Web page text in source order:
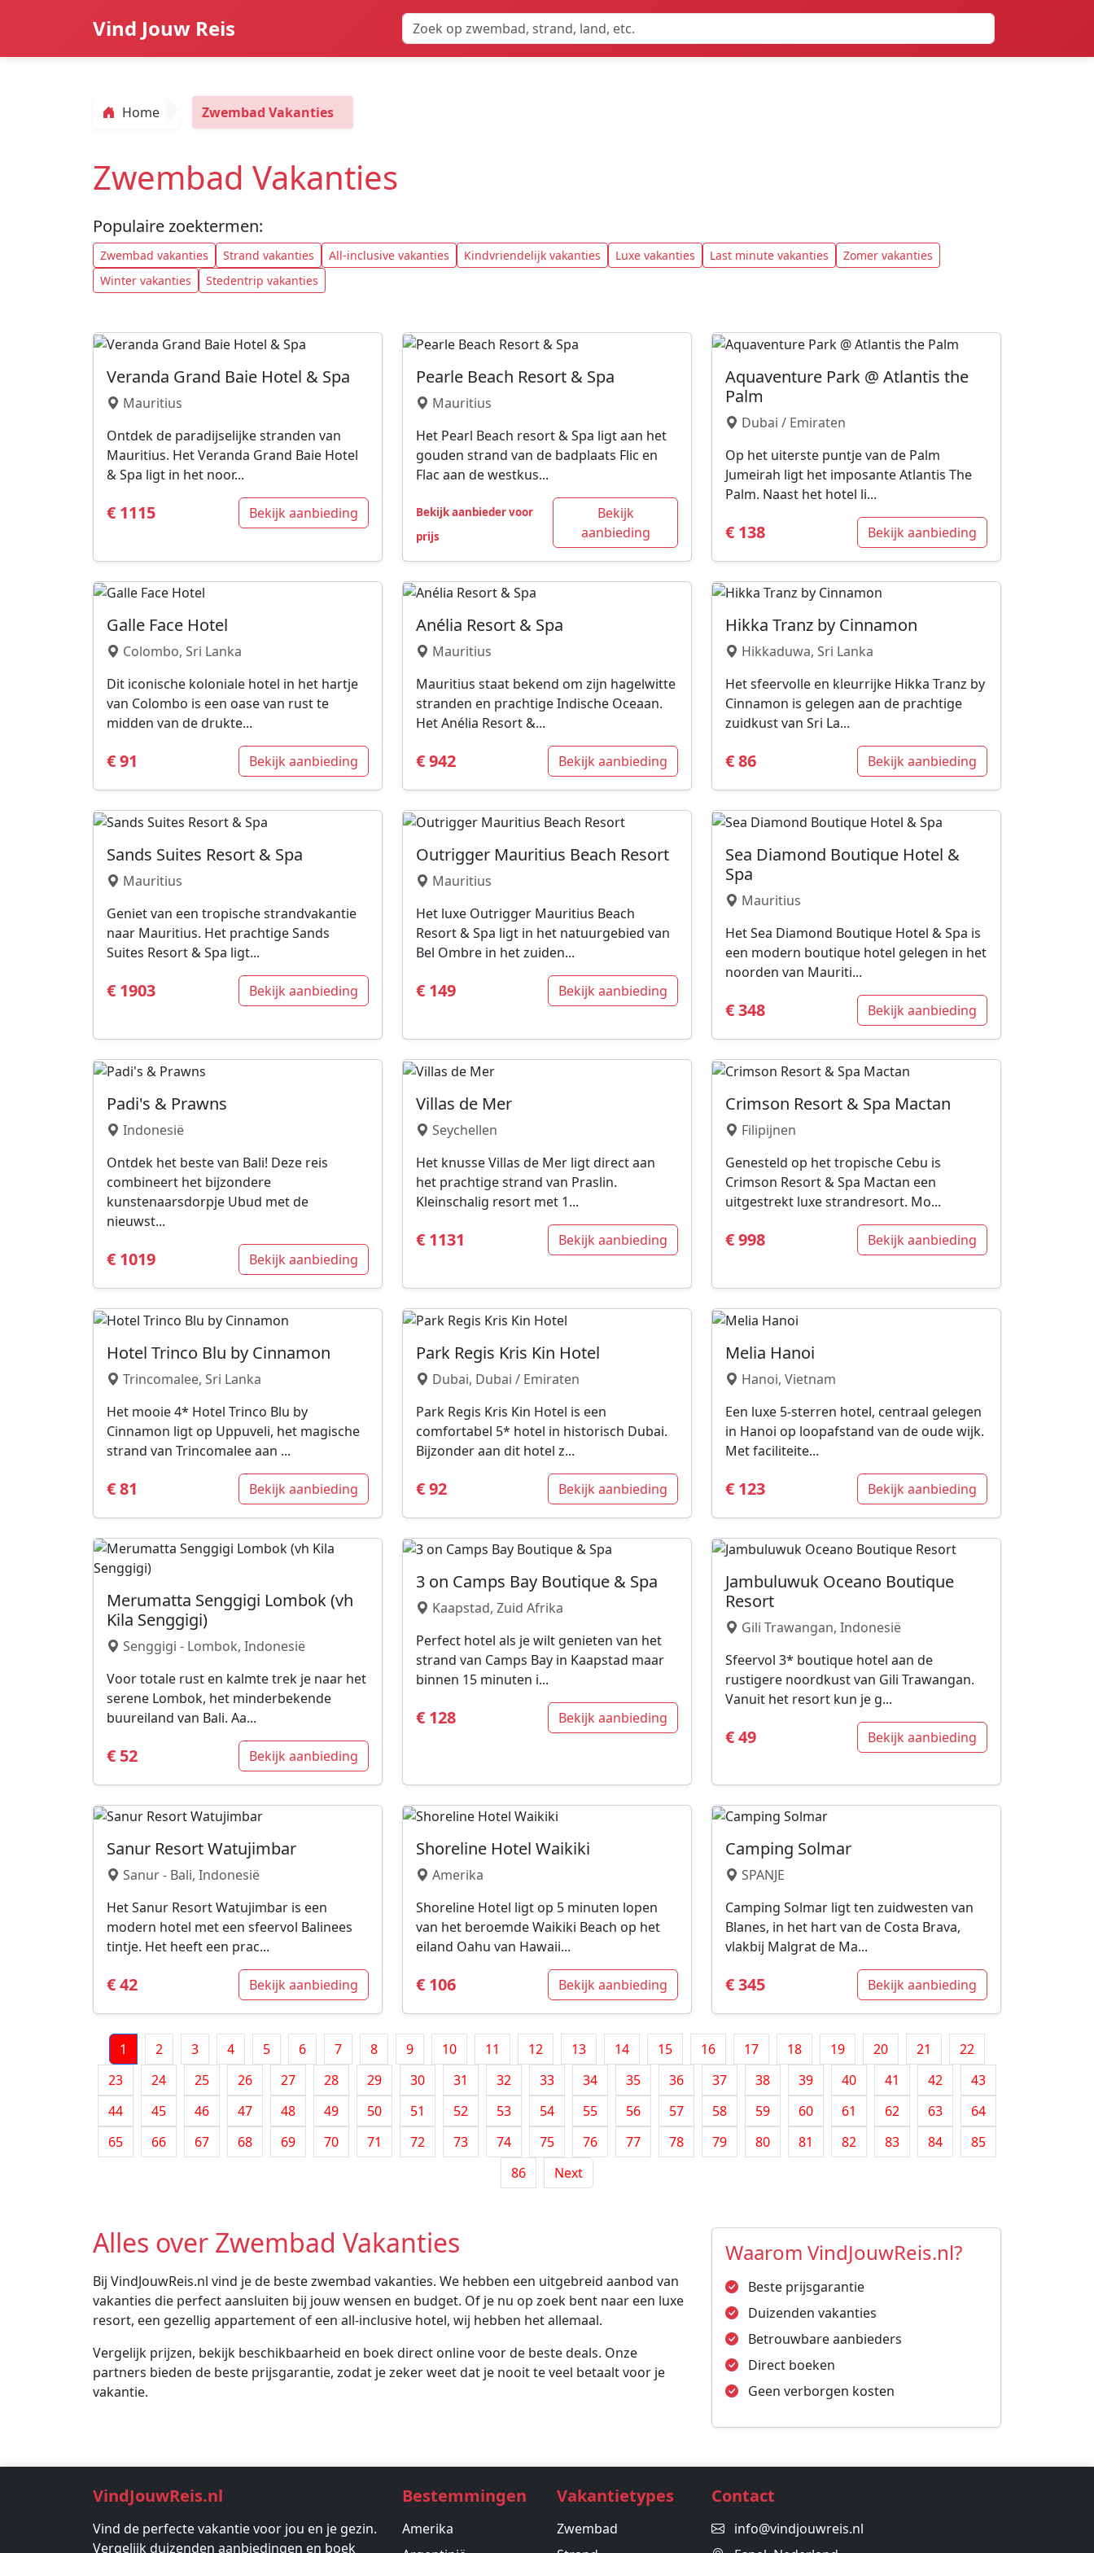
Vind Jouw Reis
Home Zwembad Vakanties
Zwembad Vakanties
Populaire zoektermen:
Zwembad vakanties Strand vakanties All-inclusive vakanties Kindvriendelijk vakanties Luxe vakanties Last minute vakanties
Zomer vakanties
Winter vakanties
Stedentrip vakanties
Veranda Grand Baie Hotel & Spa
Mauritius
Ontdek de paradijselijke stranden van
Mauritius. Het Veranda Grand Baie Hotel
& Spa ligt in het noor...
€ 1115 Bekijk aanbieding
Pearle Beach Resort & Spa
Mauritius
Het Pearl Beach resort & Spa ligt aan het
gouden strand van de badplaats Flic en
Flac aan de westkus...
Bekijk aanbieder voor
prijs
Bekijk
aanbieding
Aquaventure Park @ Atlantis the
Palm
Dubai / Emiraten
Op het uiterste puntje van de Palm
Jumeirah ligt het imposante Atlantis The
Palm. Naast het hotel li...
€ 138 Bekijk aanbieding
Galle Face Hotel
Colombo, Sri Lanka
Dit iconische koloniale hotel in het hartje
van Colombo is een oase van rust te
midden van de drukte...
€ 91 Bekijk aanbieding
Anélia Resort & Spa
Mauritius
Mauritius staat bekend om zijn hagelwitte
stranden en prachtige Indische Oceaan.
Het Anélia Resort &...
€ 942 Bekijk aanbieding
Hikka Tranz by Cinnamon
Hikkaduwa, Sri Lanka
Het sfeervolle en kleurrijke Hikka Tranz by
Cinnamon is gelegen aan de prachtige
zuidkust van Sri La...
€ 86 Bekijk aanbieding
Sands Suites Resort & Spa
Mauritius
Geniet van een tropische strandvakantie
naar Mauritius. Het prachtige Sands
Suites Resort & Spa ligt...
€ 1903 Bekijk aanbieding
Outrigger Mauritius Beach Resort
Mauritius
Het luxe Outrigger Mauritius Beach
Resort & Spa ligt in het natuurgebied van
Bel Ombre in het zuiden...
€ 149 Bekijk aanbieding
Sea Diamond Boutique Hotel &
Spa
Mauritius
Het Sea Diamond Boutique Hotel & Spa is
een modern boutique hotel gelegen in het
noorden van Mauriti...
€ 348 Bekijk aanbieding
Padi's & Prawns
Indonesië
Ontdek het beste van Bali! Deze reis
combineert het bijzondere
kunstenaarsdorpje Ubud met de
nieuwst...
€ 1019 Bekijk aanbieding
Villas de Mer
Seychellen
Het knusse Villas de Mer ligt direct aan
het prachtige strand van Praslin.
Kleinschalig resort met 1...
€ 1131 Bekijk aanbieding
Crimson Resort & Spa Mactan
Filipijnen
Genesteld op het tropische Cebu is
Crimson Resort & Spa Mactan een
uitgestrekt luxe strandresort. Mo...
€ 998 Bekijk aanbieding
Hotel Trinco Blu by Cinnamon
Trincomalee, Sri Lanka
Het mooie 4* Hotel Trinco Blu by
Cinnamon ligt op Uppuveli, het magische
strand van Trincomalee aan ...
€ 81 Bekijk aanbieding
Park Regis Kris Kin Hotel
Dubai, Dubai / Emiraten
Park Regis Kris Kin Hotel is een
comfortabel 5* hotel in historisch Dubai.
Bijzonder aan dit hotel z...
€ 92 Bekijk aanbieding
Melia Hanoi
Hanoi, Vietnam
Een luxe 5-sterren hotel, centraal gelegen
in Hanoi op loopafstand van de oude wijk.
Met faciliteite...
€ 123 Bekijk aanbieding
Merumatta Senggigi Lombok (vh
Kila Senggigi)
Senggigi - Lombok, Indonesië
Voor totale rust en kalmte trek je naar het
serene Lombok, het minderbekende
buureiland van Bali. Aa...
€ 52 Bekijk aanbieding
3 on Camps Bay Boutique & Spa
Kaapstad, Zuid Afrika
Perfect hotel als je wilt genieten van het
strand van Camps Bay in Kaapstad maar
binnen 15 minuten i...
€ 128 Bekijk aanbieding
Jambuluwuk Oceano Boutique
Resort
Gili Trawangan, Indonesië
Sfeervol 3* boutique hotel aan de
rustigere noordkust van Gili Trawangan.
Vanuit het resort kun je g...
€ 49 Bekijk aanbieding
Sanur Resort Watujimbar
Sanur - Bali, Indonesië
Het Sanur Resort Watujimbar is een
modern hotel met een sfeervol Balinees
tintje. Het heeft een prac...
€ 42 Bekijk aanbieding
Shoreline Hotel Waikiki
Amerika
Shoreline Hotel ligt op 5 minuten lopen
van het beroemde Waikiki Beach op het
eiland Oahu van Hawaii...
€ 106 Bekijk aanbieding
Camping Solmar
SPANJE
Camping Solmar ligt ten zuidwesten van
Blanes, in het hart van de Costa Brava,
vlakbij Malgrat de Ma...
€ 345 Bekijk aanbieding
1 2 3 4 5 6 7 8 9 10 11 12 13 14 15 16 17 18 19 20 21
22
23
24 25 26 27 28 29 30 31 32 33 34 35 36 37 38 39 40 41 42
43
44
45 46 47 48 49 50 51 52 53 54 55 56 57 58 59 60 61 62 63
64
65
66 67 68 69 70 71 72 73 74 75 76 77 78 79 80 81 82 83 84
85
86
Next
Alles over Zwembad Vakanties
Bij VindJouwReis.nl vind je de beste zwembad vakanties. We hebben een uitgebreid aanbod van
vakanties die perfect aansluiten bij jouw wensen en budget. Of je nu op zoek bent naar een luxe
resort, een gezellig appartement of een all-inclusive hotel, wij hebben het allemaal.
Vergelijk prijzen, bekijk beschikbaarheid en boek direct online voor de beste deals. Onze
partners bieden de beste prijsgarantie, zodat je zeker weet dat je nooit te veel betaalt voor je
vakantie.
Waarom VindJouwReis.nl?
Beste prijsgarantie
Duizenden vakanties
Betrouwbare aanbieders
Direct boeken
Geen verborgen kosten
VindJouwReis.nl
Vind de perfecte vakantie voor jou en je gezin.
Vergelijk duizenden aanbiedingen en boek
Bestemmingen
Amerika
Vakantietypes
Zwembad
Contact
info@vindjouwreis.nl